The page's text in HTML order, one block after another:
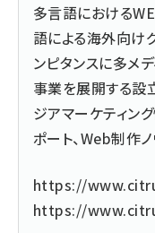
多言語における
語による海外向け
ンピタンスに多メ
事業を展開する設
ジアマーケティン
ポート、Web制作
https://
https://